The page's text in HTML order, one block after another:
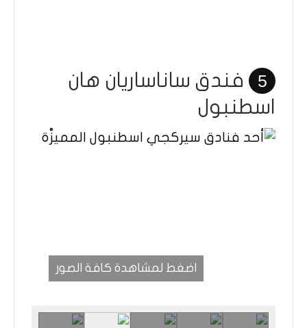
5
فندق ساناساريان هان
اسطنبول
اضغط لمشاهدة كافة الصور